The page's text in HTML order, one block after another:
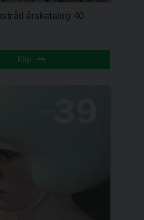
årskatalog 40
Köp